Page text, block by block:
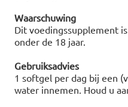
Waarschuwing
Dit voedingssupplement
onder de 18 jaar.
Gebruiksadvies
1 softgel per dag bij een
water innemen. Houd u